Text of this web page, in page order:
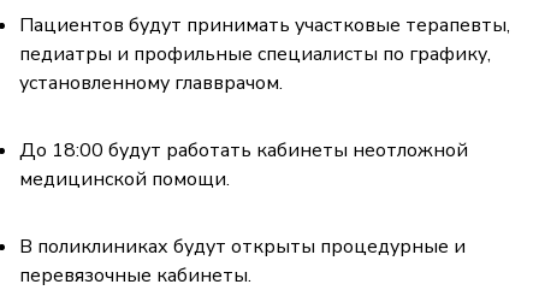
Пациентов будут принимать участковые терапевты,
педиатры и профильные специалисты по графику,
установленному главврачом.
До 18:00 будут работать кабинеты неотложной
медицинской помощи.
В поликлиниках будут открыты процедурные и
перевязочные кабинеты.